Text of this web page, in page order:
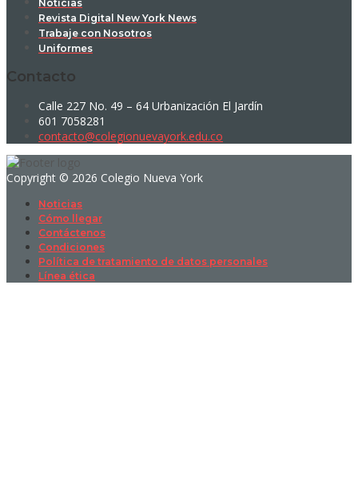
Noticias
Revista Digital New York News
Trabaje con Nosotros
Uniformes
Contacto
Calle 227 No. 49 – 64 Urbanización El Jardín
601 7058281
contacto@colegionuevayork.edu.co
Copyright © 2026 Colegio Nueva York
Noticias
Cómo llegar
Contáctenos
Condiciones
Política de tratamiento de datos personales
Línea ética